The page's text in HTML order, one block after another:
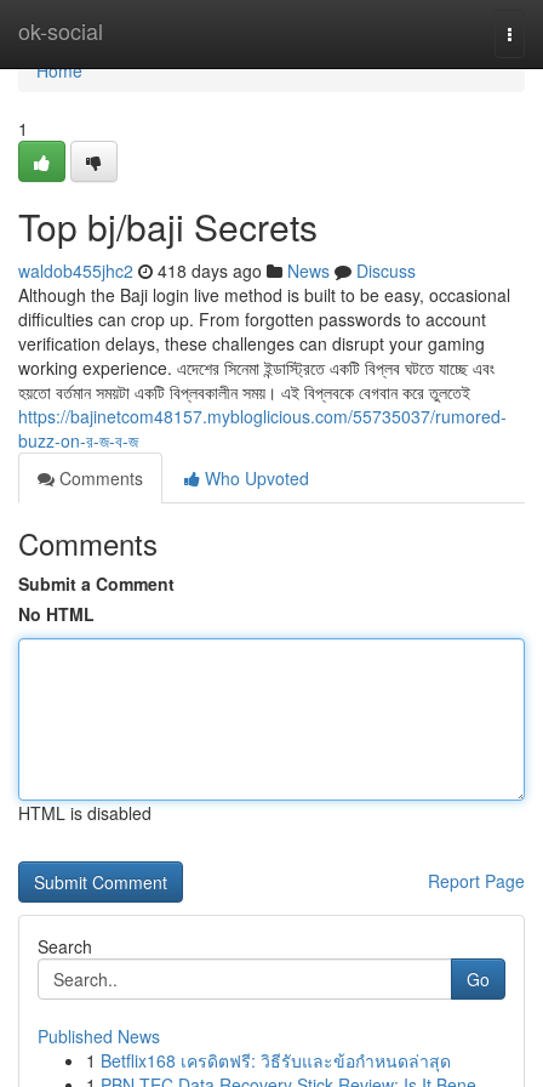
ok-social
Home
Home
1
Top bj/baji Secrets
waldob455jhc2 418 days ago News
Discuss
Although the Baji login live method is built to be easy, occasional
difficulties can crop up. From forgotten passwords to account
verification delays, these challenges can disrupt your gaming
working experience. এদেশের সিনেমা ইন্ডাস্ট্রিতে একটি বিপ্লব ঘটতে যাচ্ছে এবং
হয়তো বর্তমান সময়টা একটি বিপ্লবকালীন সময়। এই বিপ্লবকে বেগবান করে তুলতেই
https://bajinetcom48157.mybloglicious.com/55735037/rumored-
buzz-on-র-জ-ব-জ
Comments
Who Upvoted
Comments
Submit a Comment
No HTML
HTML is disabled
Report Page
Search
Go
Published News
1 Betflix168 เครดิตฟรี: วิธีรับและข้อกำหนดล่าสุด